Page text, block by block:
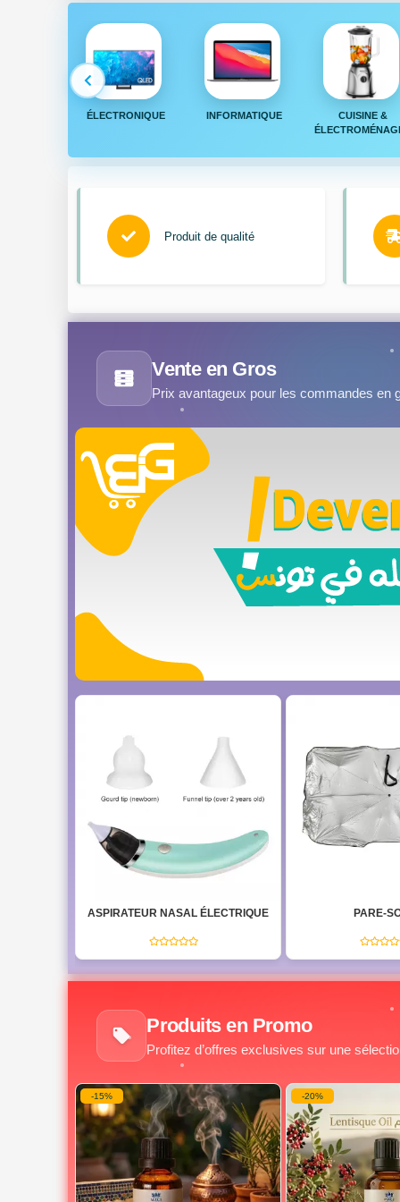
ÉLECTRONIQUE INFORMATIQUE
CUISINE &
Produit de qualité
Vente en Gros
Prix avantageux pour les commandes en
PARE-SOLEIL
LAMPE
Produits en Promo
Profitez d’offres exclusives sur une
-20% -20%